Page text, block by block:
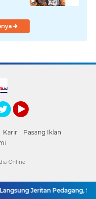
Karir
Pasang Iklan
Jeritan Pedagang,
Online